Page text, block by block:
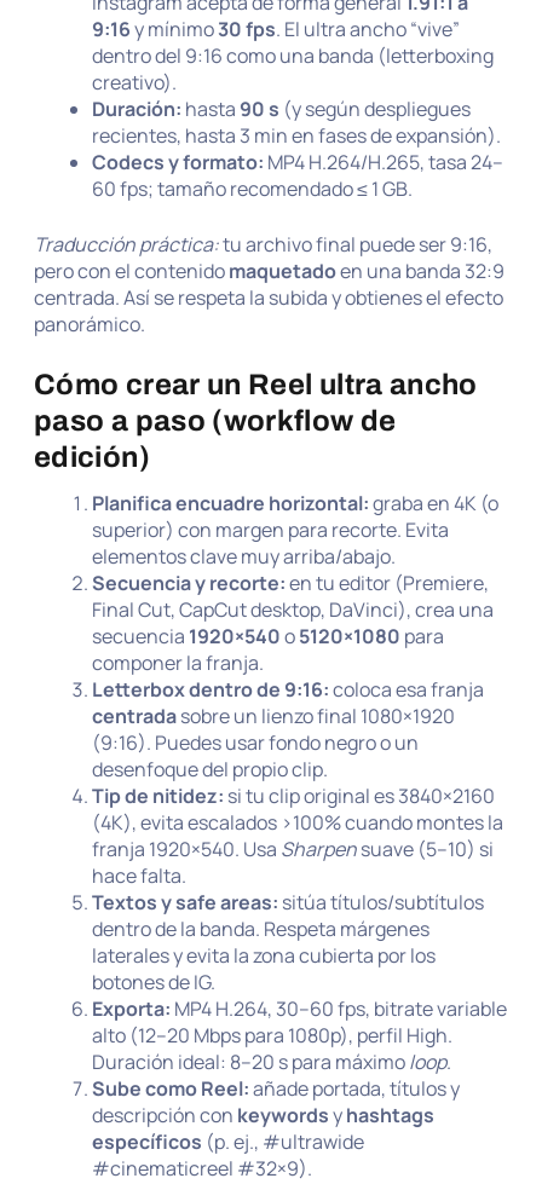
9:16y mínimo30 fps. El ultra ancho “vive”
dentro del 9:16 como una banda (letterboxing
creativo).
Duración: hasta 90 s (y según despliegues
recientes, hasta 3 min en fases de expansión).
Codecs y formato: MP4 H.264/H.265, tasa 24–
60 fps; tamaño recomendado ≤ 1 GB.
Traducción práctica:tu archivo final puede ser 9:16,
pero con el contenidomaquetadoen una banda 32:9
centrada. Así se respeta la subida y obtienes el efecto
panorámico.
Cómo crear un Reel ultra ancho
paso a paso (workflow de
edición)
Planifica encuadre horizontal:graba en 4K (o
superior) con margen para recorte. Evita
elementos clave muy arriba/abajo.
Secuencia y recorte:en tu editor (Premiere,
Final Cut, CapCut desktop, DaVinci), crea una
secuencia 1920×540o5120×1080 para
componer la franja.
Letterbox dentro de 9:16:coloca esa franja
centradasobre un lienzo final 1080×1920
(9:16). Puedes usar fondo negro o un
desenfoque del propio clip.
Tip de nitidez: si tu clip original es 3840×2160
(4K), evita escalados >100% cuando montes la
franja 1920×540. Usa Sharpensuave (5–10) si
hace falta.
Textos y safe areas: sitúa títulos/subtítulos
dentro de la banda. Respeta márgenes
laterales y evita la zona cubierta por los
botones de IG.
Exporta: MP4 H.264, 30–60 fps, bitrate variable
alto (12–20 Mbps para 1080p), perfil High.
Duración ideal: 8–20 s para máximoloop.
Sube como Reel:añade portada, títulos y
descripción con keywordsyhashtags
específicos (p. ej., #ultrawide
#cinematicreel #32×9).